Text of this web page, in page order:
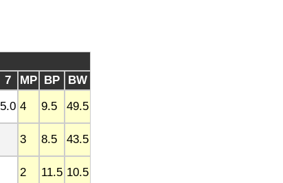
7 MP BP
BW
5.0 4 9.5 49.5
3 8.5 43.5
2 11.5 10.5